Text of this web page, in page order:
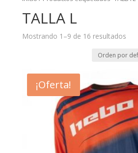
TALLA L
Mostrando 1–9 de 16 resultados
¡Oferta!